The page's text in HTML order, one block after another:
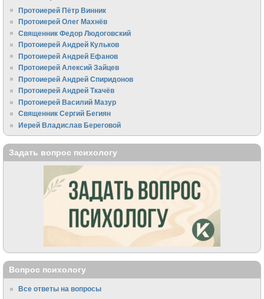
Протоиерей Пётр Винник
Протоиерей Олег Махнёв
Священник Федор Людоговский
Протоиерей Андрей Кульков
Протоиерей Андрей Ефанов
Протоиерей Алексий Зайцев
Протоиерей Андрей Спиридонов
Протоиерей Андрей Ткачёв
Протоиерей Василий Мазур
Священник Сергий Бегиян
Иерей Владислав Береговой
Задать вопрос психологу
Вопрос психологу
Все ответы на вопросы